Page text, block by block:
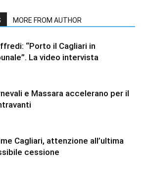
MORE FROM AUTHOR
“Porto il Cagliari in
La video intervista
e Massara accelerano per il
Cagliari, attenzione all’ultima
cessione